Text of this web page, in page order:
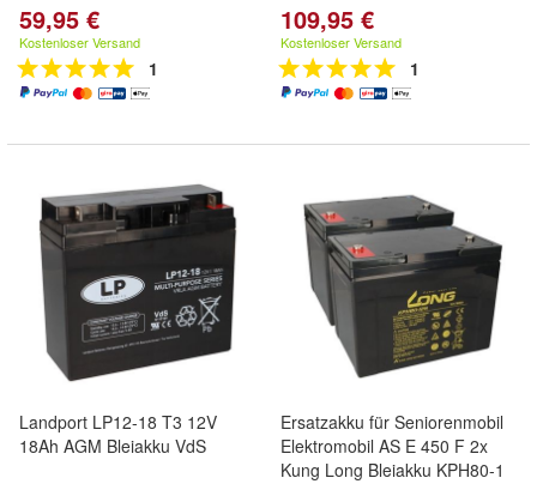
59,95 €
Kostenloser Versand
1
109,95 €
Kostenloser Versand
1
Landport LP12-18 T3 12V
18Ah AGM Bleiakku VdS
Ersatzakku für Seniorenmobil
Elektromobil AS E 450 F 2x
Kung Long Bleiakku KPH80-1